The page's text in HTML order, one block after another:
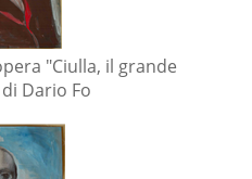
"Ciulla, il grande
Dario Fo